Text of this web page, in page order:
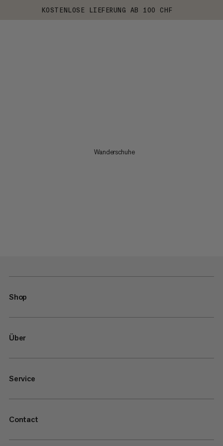
KOSTENLOSE LIEFERUNG AB 100 CHF
Wanderschuhe
Shop
Über
Service
Contact